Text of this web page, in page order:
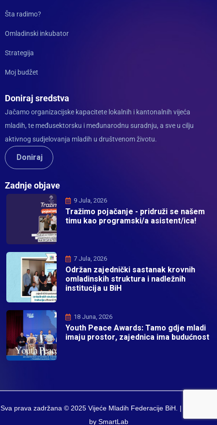
Šta radimo?
Omladinski inkubator
Strategija
Moj budžet
Doniraj sredstva
Jačamo organizacijske kapacitete lokalnih i kantonalnih vijeća
mladih, te međusektorsku i međunarodnu suradnju, a sve u cilju
aktivnog sudjelovanja mladih u društvenom životu.
Doniraj
Zadnje objave
9 Jula, 2026
Tražimo pojačanje - pridruži se našem
timu kao programski/a asistent/ica!
7 Jula, 2026
Održan zajednički sastanak krovnih
omladinskih struktura i nadležnih
institucija u BiH
18 Juna, 2026
Youth Peace Awards: Tamo gdje mladi
imaju prostor, zajednica ima budućnost
Sva prava zadržana © 2025 Vijeće Mladih Federacije BiH. | Developed
by SmartLab